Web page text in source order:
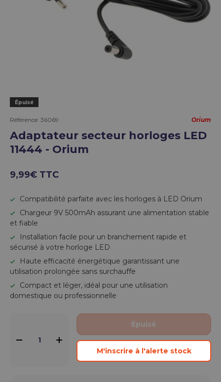
Épuisé
Référence: 36069 Orium
Adaptateur secteur horloges LED
11444 - Orium
9,99€ TTC
Compatibilité parfaite avec les horloges à LED Orium
Chargeur 9V 500mAh assurant une alimentation stable
et fiable
Installation facile pour un branchement rapide et
sécurisé à votre horloge LED
Haute efficacité énergétique garantissant une
utilisation prolongée sans surchauffe
Compact et léger, idéal pour une utilisation
domestique ou professionnelle
- +
Épuisé
M'inscrire à l'alerte stock